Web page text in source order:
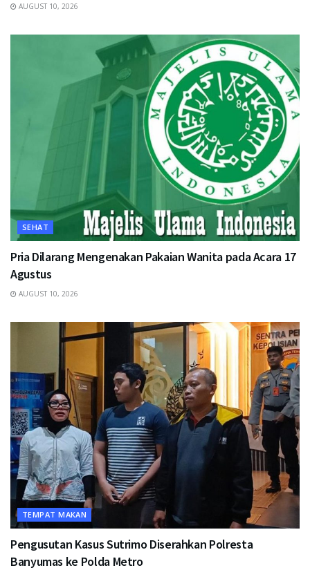
AUGUST 10, 2026
SEHAT
Pria Dilarang Mengenakan Pakaian Wanita pada Acara 17
Agustus
AUGUST 10, 2026
TEMPAT MAKAN
Pengusutan Kasus Sutrimo Diserahkan Polresta
Banyumas ke Polda Metro